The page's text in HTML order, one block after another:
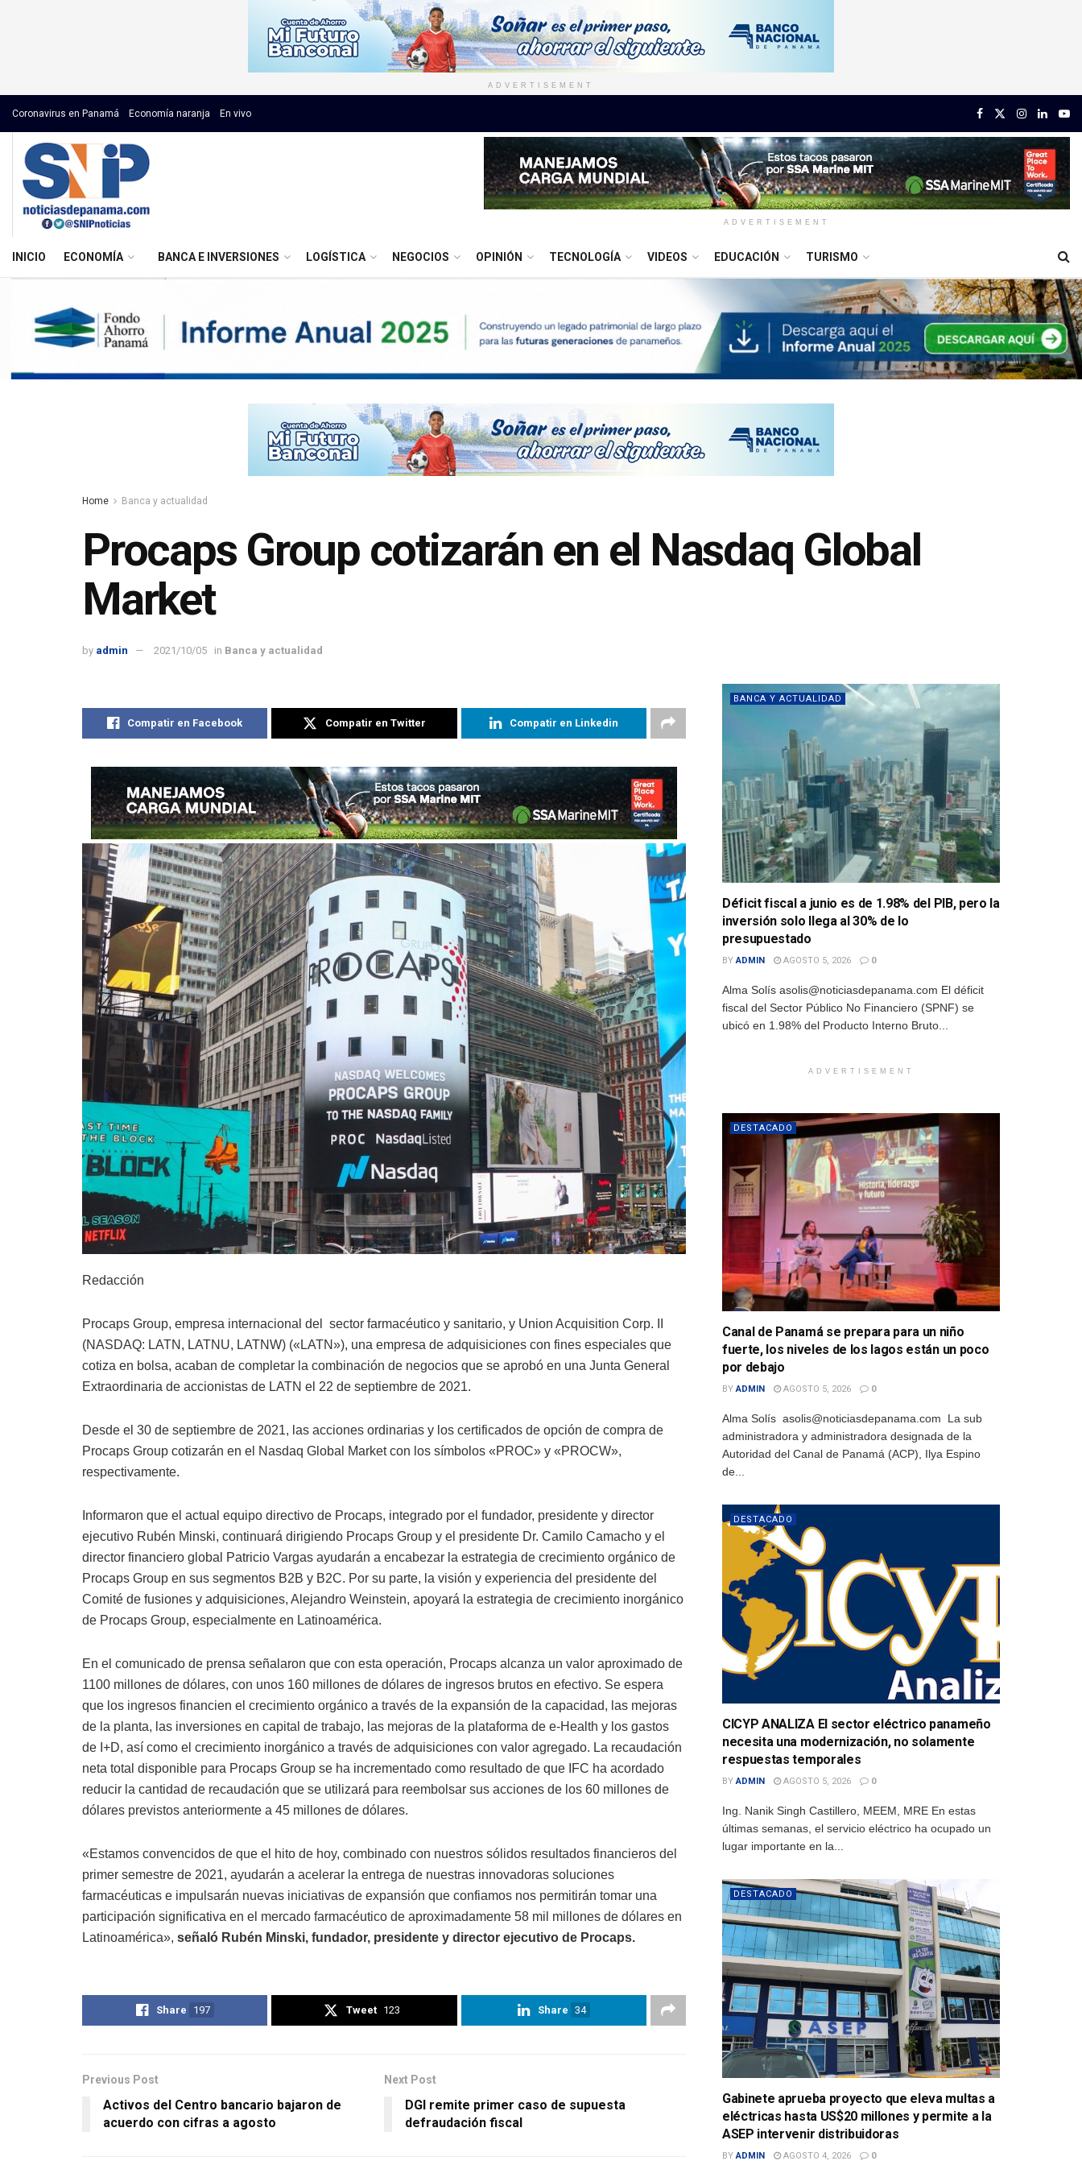
ADVERTISEMENT
Coronavirus en Panamá Economía naranja En vivo
ADVERTISEMENT
INICIO ECONOMÍA BANCA E INVERSIONES LOGÍSTICA NEGOCIOS OPINIÓN TECNOLOGÍA VIDEOS EDUCACIÓN TURISMO
Home Banca y actualidad
Procaps Group cotizarán en el Nasdaq Global
Market
by admin 2021/10/05 in Banca y actualidad
Compatir en Facebook Compatir en Twitter Compatir en Linkedin
Redacción
Procaps Group, empresa internacional del sector farmacéutico y sanitario, y Union Acquisition Corp. II
(NASDAQ: LATN, LATNU, LATNW) («LATN»), una empresa de adquisiciones con fines especiales que
cotiza en bolsa, acaban de completar la combinación de negocios que se aprobó en una Junta General
Extraordinaria de accionistas de LATN el 22 de septiembre de 2021.
Desde el 30 de septiembre de 2021, las acciones ordinarias y los certificados de opción de compra de
Procaps Group cotizarán en el Nasdaq Global Market con los símbolos «PROC» y «PROCW»,
respectivamente.
Informaron que el actual equipo directivo de Procaps, integrado por el fundador, presidente y director
ejecutivo Rubén Minski, continuará dirigiendo Procaps Group y el presidente Dr. Camilo Camacho y el
director financiero global Patricio Vargas ayudarán a encabezar la estrategia de crecimiento orgánico de
Procaps Group en sus segmentos B2B y B2C. Por su parte, la visión y experiencia del presidente del
Comité de fusiones y adquisiciones, Alejandro Weinstein, apoyará la estrategia de crecimiento inorgánico
de Procaps Group, especialmente en Latinoamérica.
En el comunicado de prensa señalaron que con esta operación, Procaps alcanza un valor aproximado de
1100 millones de dólares, con unos 160 millones de dólares de ingresos brutos en efectivo. Se espera
que los ingresos financien el crecimiento orgánico a través de la expansión de la capacidad, las mejoras
de la planta, las inversiones en capital de trabajo, las mejoras de la plataforma de e-Health y los gastos
de I+D, así como el crecimiento inorgánico a través de adquisiciones con valor agregado. La recaudación
neta total disponible para Procaps Group se ha incrementado como resultado de que IFC ha acordado
reducir la cantidad de recaudación que se utilizará para reembolsar sus acciones de los 60 millones de
dólares previstos anteriormente a 45 millones de dólares.
«Estamos convencidos de que el hito de hoy, combinado con nuestros sólidos resultados financieros del
primer semestre de 2021, ayudarán a acelerar la entrega de nuestras innovadoras soluciones
farmacéuticas e impulsarán nuevas iniciativas de expansión que confiamos nos permitirán tomar una
participación significativa en el mercado farmacéutico de aproximadamente 58 mil millones de dólares en
Latinoamérica», señaló Rubén Minski, fundador, presidente y director ejecutivo de Procaps.
Share 197 Tweet 123 Share 34
Previous Post
Activos del Centro bancario bajaron de
acuerdo con cifras a agosto
Next Post
DGI remite primer caso de supuesta
defraudación fiscal
BANCA Y ACTUALIDAD
Déficit fiscal a junio es de 1.98% del PIB, pero la
inversión solo llega al 30% de lo
presupuestado
BY ADMIN AGOSTO 5, 2026 0
Alma Solís asolis@noticiasdepanama.com El déficit
fiscal del Sector Público No Financiero (SPNF) se
ubicó en 1.98% del Producto Interno Bruto...
ADVERTISEMENT
DESTACADO
Canal de Panamá se prepara para un niño
fuerte, los niveles de los lagos están un poco
por debajo
BY ADMIN AGOSTO 5, 2026 0
Alma Solís asolis@noticiasdepanama.com La sub
administradora y administradora designada de la
Autoridad del Canal de Panamá (ACP), Ilya Espino
de...
DESTACADO
CICYP ANALIZA El sector eléctrico panameño
necesita una modernización, no solamente
respuestas temporales
BY ADMIN AGOSTO 5, 2026 0
Ing. Nanik Singh Castillero, MEEM, MRE En estas
últimas semanas, el servicio eléctrico ha ocupado un
lugar importante en la...
DESTACADO
Gabinete aprueba proyecto que eleva multas a
eléctricas hasta US$20 millones y permite a la
ASEP intervenir distribuidoras
BY ADMIN AGOSTO 4, 2026 0